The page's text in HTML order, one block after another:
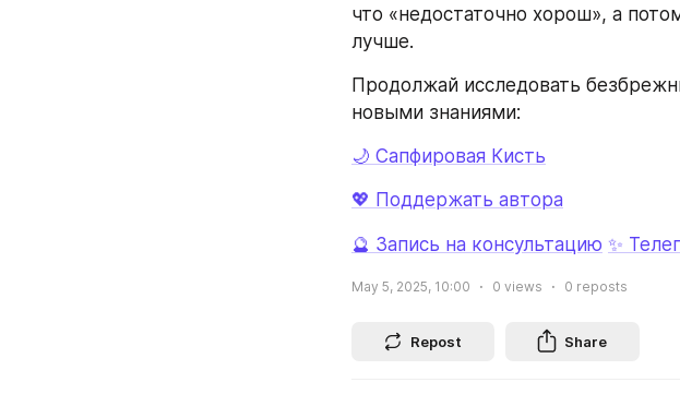
что «недостаточно хорош», а
лучше.
Продолжай исследовать
новыми знаниями:
🌙 Сапфировая Кисть
💖 Поддержать автора
🔮 Запись на консультацию ✨
May 5, 2025, 10:00 0 views 0 reposts
Repost Share